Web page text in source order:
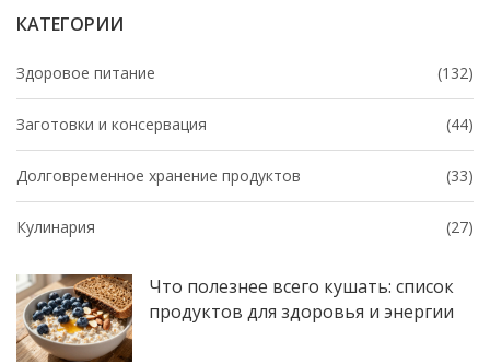
КАТЕГОРИИ
Здоровое питание (132)
Заготовки и консервация (44)
Долговременное хранение продуктов (33)
Кулинария (27)
Что полезнее всего кушать: список
продуктов для здоровья и энергии